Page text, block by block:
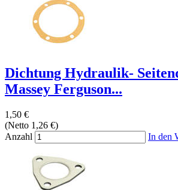
Dichtung Hydraulik-
Massey Ferguson...
1,50 €
(Netto 1,26 €)
Anzahl
In den